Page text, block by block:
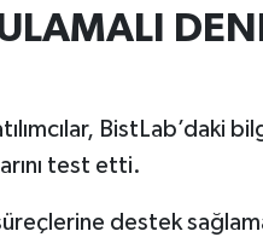
BistLab’daki
test etti.
destek